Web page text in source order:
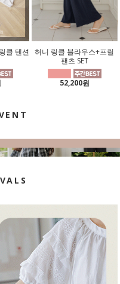
클 텐션
허니 링클 블라우스+프릴
팬츠 SET
52,200원